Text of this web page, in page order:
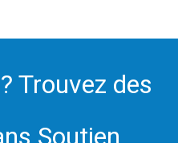
Trouvez des
Soutien.